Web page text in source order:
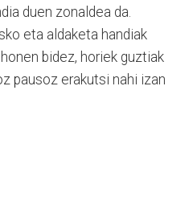
duen zonaldea da.
eta aldaketa handiak
bidez, horiek guztiak
pausoz erakutsi nahi izan